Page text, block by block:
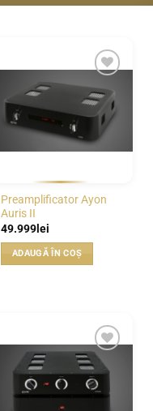
WISHLIST
Preamplificator Ayon
Auris II
49.999lei
ADAUGĂ ÎN COȘ
WISHLIST